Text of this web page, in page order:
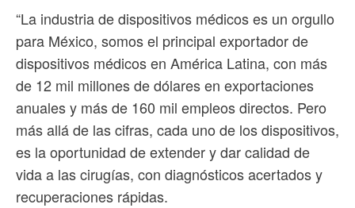
“La industria de dispositivos médicos es un orgullo
para México, somos el principal exportador de
dispositivos médicos en América Latina, con más
de 12 mil millones de dólares en exportaciones
anuales y más de 160 mil empleos directos. Pero
más allá de las cifras, cada uno de los dispositivos,
es la oportunidad de extender y dar calidad de
vida a las cirugías, con diagnósticos acertados y
recuperaciones rápidas.